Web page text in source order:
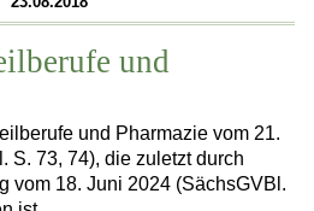
und
und Pharmazie vom 21.
S. 73, 74), die zuletzt durch
vom 18. Juni 2024 (SächsGVBl.